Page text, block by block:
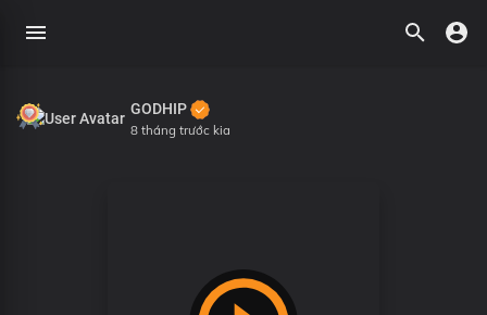
GODHIP
8 tháng trước kia